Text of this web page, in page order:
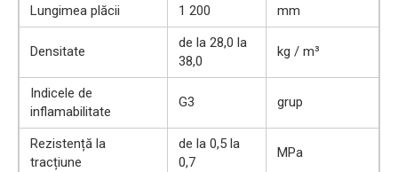
Lungimea plăcii 1 200 mm
Densitate
de la 28,0 la
38,0
kg / m³
Indicele de
inflamabilitate
G3 grup
Rezistență la
tracțiune
de la 0,5 la
0,7
MPa